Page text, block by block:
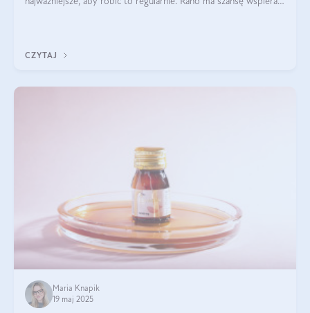
CZYTAJ
Maria Knapik
19 maj 2025